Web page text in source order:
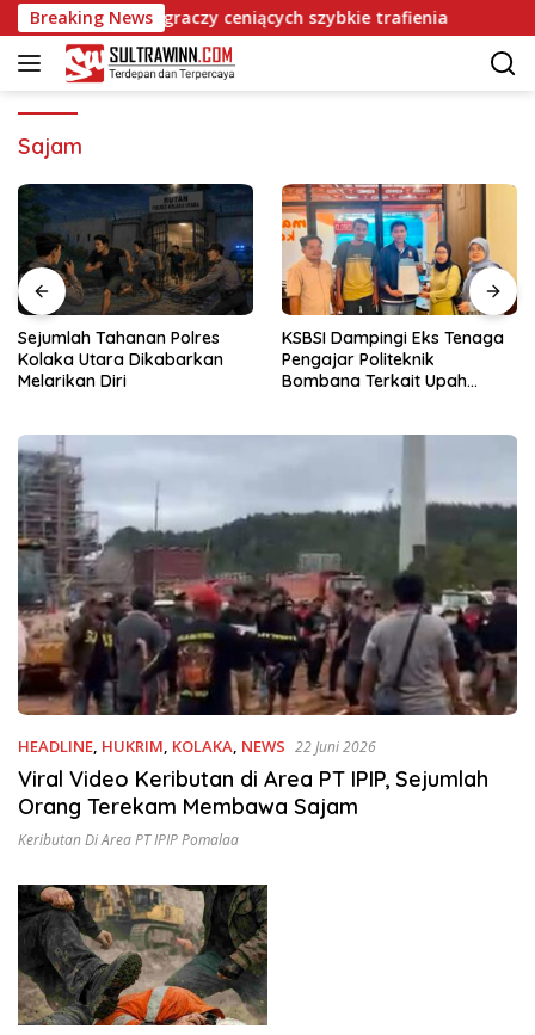
Langsung
ke
konten
Breaking News
emocje dla graczy ceniących szybkie trafienia
Sajam
Sejumlah Tahanan Polres
Kolaka Utara Dikabarkan
Melarikan Diri
KSBSI Dampingi Eks Tenaga
Pengajar Politeknik
Bombana Terkait Upah
HEADLINE, HUKRIM, KOLAKA, NEWS 22 Juni 2026
Viral Video Keributan di Area PT IPIP, Sejumlah
Orang Terekam Membawa Sajam
Keributan Di Area PT IPIP Pomalaa